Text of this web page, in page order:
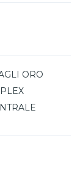
con
laccato e
uno
Made in Italy,
ORO